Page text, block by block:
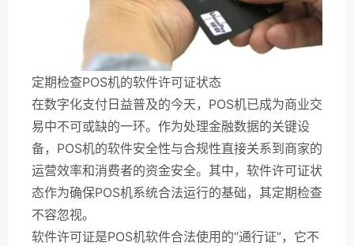
定期检查POS机的软件许可证状态
在数字化支付日益普及的今天，POS机已成为商业交
易中不可或缺的一环。作为处理金融数据的关键设
备，POS机的软件安全性与合规性直接关系到商家的
运营效率和消费者的资金安全。其中，软件许可证状
态作为确保POS机系统合法运行的基础，其定期检查
不容忽视。
软件许可证是POS机软件合法使用的“通行证”，它不